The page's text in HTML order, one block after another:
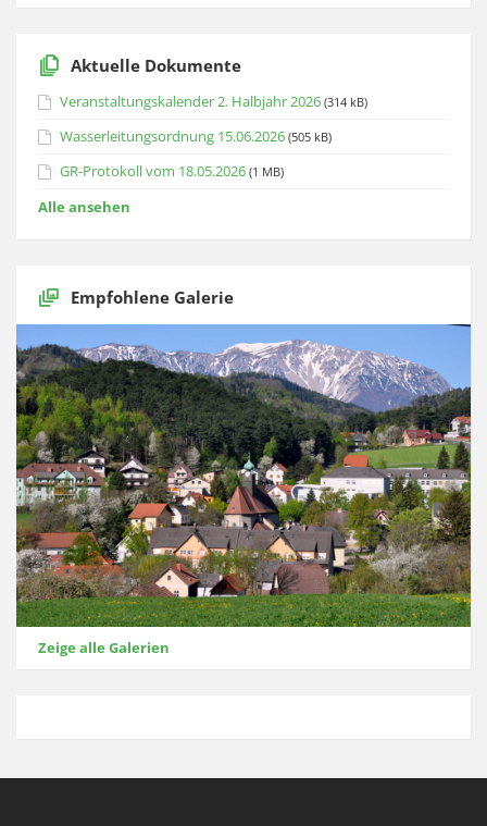
Aktuelle Dokumente
Veranstaltungskalender 2. Halbjahr 2026 (314 kB)
Wasserleitungsordnung 15.06.2026 (505 kB)
GR-Protokoll vom 18.05.2026 (1 MB)
Alle ansehen
Empfohlene Galerie
Zeige alle Galerien